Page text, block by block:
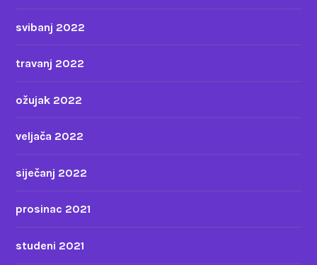
svibanj 2022
travanj 2022
ožujak 2022
veljača 2022
siječanj 2022
prosinac 2021
studeni 2021